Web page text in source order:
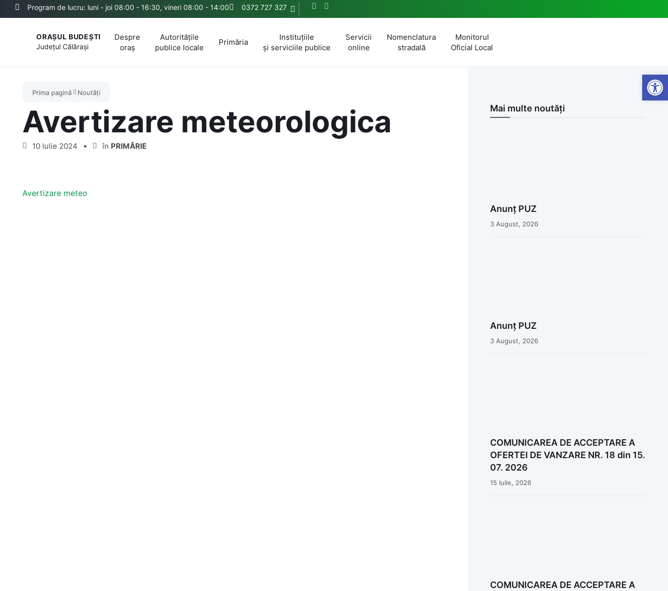
Program de lucru: luni - joi 08:00 - 16:30, vineri 08:00 - 14:00 0372 727 327
ORAȘUL BUDEȘTI
JudețulCălărași
Despre
oraș
Autoritățile
publice locale
Primăria
Instituțiile
și serviciile publice
Servicii
online
Nomenclatura
stradală
Monitorul
Oficial Local
Prima pagină Noutăți
Avertizare meteorologica
10 Iulie 2024 în PRIMĂRIE
Avertizare meteo
Mai multe noutăți
Anunț PUZ
3 August, 2026
Anunț PUZ
3 August, 2026
COMUNICAREA DE ACCEPTARE A
OFERTEI DE VANZARE NR. 18 din 15.
07. 2026
15 Iulie, 2026
COMUNICAREA DE ACCEPTARE A